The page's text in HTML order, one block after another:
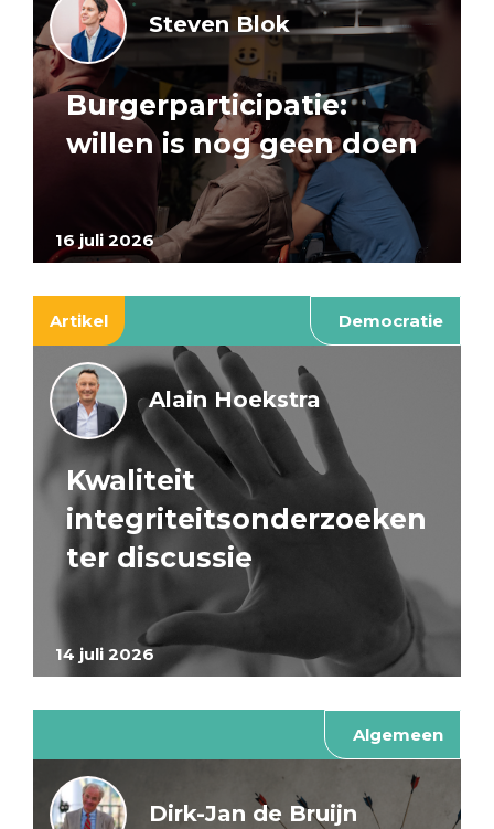
16 juli 2026
Steven Blok
Burgerparticipatie:
willen is nog geen doen
Artikel Democratie
14 juli 2026
Alain Hoekstra
Kwaliteit
integriteitsonderzoeken
ter discussie
Algemeen
Dirk-Jan de Bruijn